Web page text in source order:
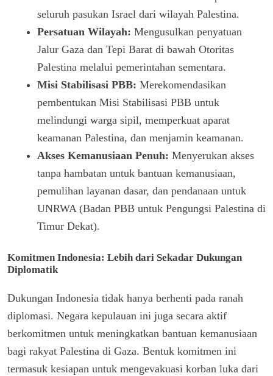
seluruh pasukan Israel dari wilayah Palestina.
Persatuan Wilayah: Mengusulkan penyatuan
Jalur Gaza dan Tepi Barat di bawah Otoritas
Palestina melalui pemerintahan sementara.
Misi Stabilisasi PBB: Merekomendasikan
pembentukan Misi Stabilisasi PBB untuk
melindungi warga sipil, memperkuat aparat
keamanan Palestina, dan menjamin keamanan.
Akses Kemanusiaan Penuh: Menyerukan akses
tanpa hambatan untuk bantuan kemanusiaan,
pemulihan layanan dasar, dan pendanaan untuk
UNRWA (Badan PBB untuk Pengungsi Palestina di
Timur Dekat).
Komitmen Indonesia: Lebih dari Sekadar Dukungan
Diplomatik
Dukungan Indonesia tidak hanya berhenti pada ranah
diplomasi. Negara kepulauan ini juga secara aktif
berkomitmen untuk meningkatkan bantuan kemanusiaan
bagi rakyat Palestina di Gaza. Bentuk komitmen ini
termasuk kesiapan untuk mengevakuasi korban luka dari